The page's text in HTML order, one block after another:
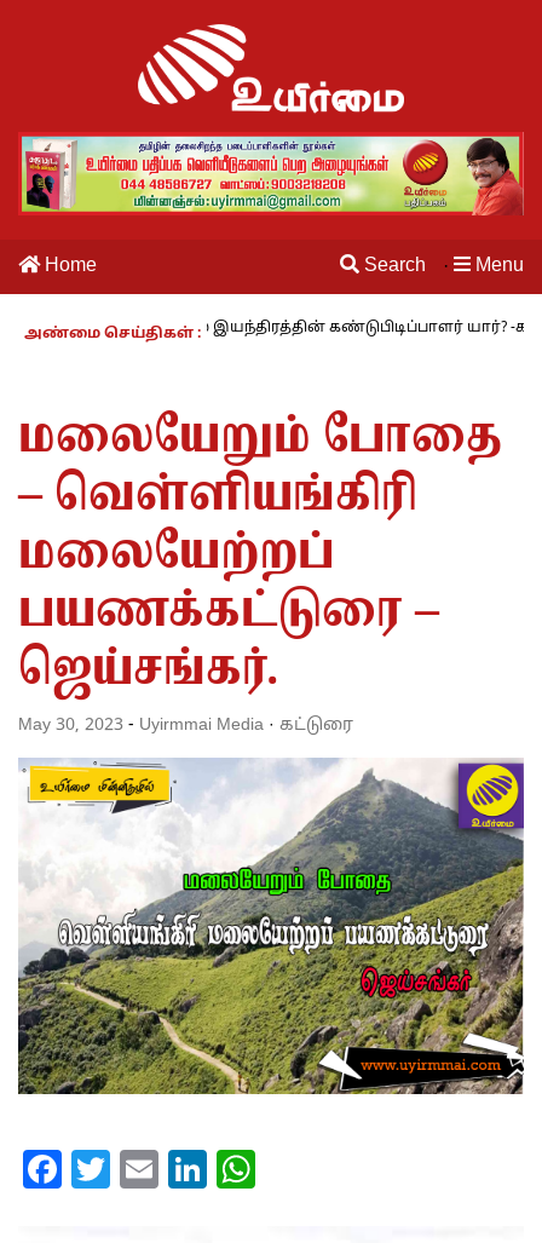
Home Search · Menu
அண்மை செய்திகள் :
: தையல் இயந்திரத்தின் கண்டுபிடிப்பாளர் யார்? -கார்குழலி
மலையேறும் போதை
– வெள்ளியங்கிரி
மலையேற்றப்
பயணக்கட்டுரை –
ஜெய்சங்கர்.
May 30, 2023 - Uyirmmai Media · கட்டுரை
Facebook
Twitter
EmailLinkedIn